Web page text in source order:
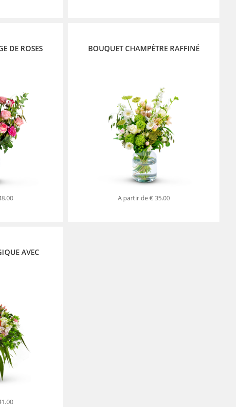
DE ROSES BOUQUET CHAMPÊTRE RAFFINÉ
A partir de€ 35.00
AVEC